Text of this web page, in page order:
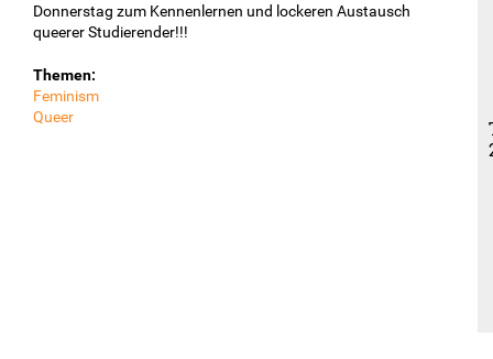
Donnerstag zum Kennenlernen und lockeren Austausch
queerer Studierender!!!
Themen:
Feminism
Queer